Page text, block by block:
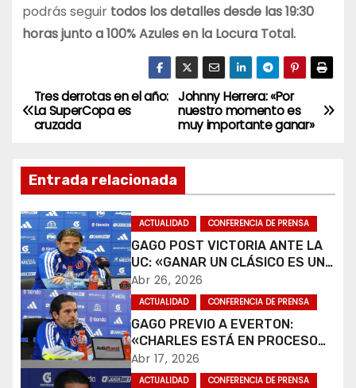
podrás seguir todos los detalles desde las 19:30
horas junto a 100% Azules en la Locura Total.
N
a
v
e
g
a
c
i
ó
Johnny Herrera: «Por
nuestro momento es
muy importante ganar»
Tres derrotas en el año:
La SuperCopa es
cruzada
Entrada relacionada
ACTUALIDAD CONFERENCIA DE PRENSA
GAGO POST VICTORIA ANTE LA
UC: «GANAR UN CLÁSICO ES UNA
ALEGRÍA».
Abr 26, 2026
ACTUALIDAD CONFERENCIA DE PRENSA
GAGO PREVIO A EVERTON:
«CHARLES ESTÁ EN PROCESO
DE RECUPERACIÓN».
Abr 17, 2026
ACTUALIDAD CONFERENCIA DE PRENSA